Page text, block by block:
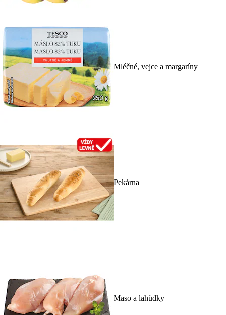
Mléčné, vejce a margaríny
Pekárna
Maso a lahůdky